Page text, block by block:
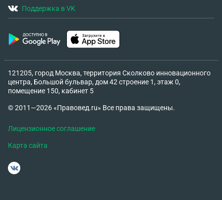
Поддержка в VK
121205, город Москва, территория Сколково инновационного
центра, Большой бульвар, дом 42 строение 1, этаж 0,
помещение 150, кабинет 5
© 2011—2026 «Правовед.ru» Все права защищены.
Лицензионное соглашение
Карта сайта